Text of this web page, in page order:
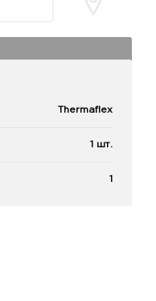
Thermaflex
1 шт.
1